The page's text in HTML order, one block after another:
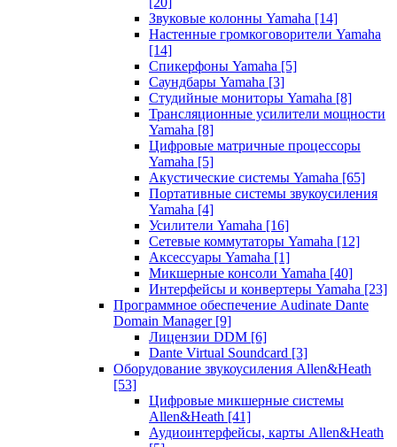
Звуковые колонны Yamaha [14]
Настенные громкоговорители Yamaha
[14]
Спикерфоны Yamaha [5]
Саундбары Yamaha [3]
Студийные мониторы Yamaha [8]
Трансляционные усилители мощности
Yamaha [8]
Цифровые матричные процессоры
Yamaha [5]
Акустические системы Yamaha [65]
Портативные системы звукоусиления
Yamaha [4]
Усилители Yamaha [16]
Сетевые коммутаторы Yamaha [12]
Аксессуары Yamaha [1]
Микшерные консоли Yamaha [40]
Интерфейсы и конвертеры Yamaha [23]
Программное обеспечение Audinate Dante
Domain Manager [9]
Лицензии DDM [6]
Dante Virtual Soundcard [3]
Оборудование звукоусиления Allen&Heath
[53]
Цифровые микшерные системы
Allen&Heath [41]
Аудиоинтерфейсы, карты Allen&Heath